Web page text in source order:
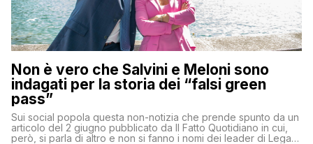
Non è vero che Salvini e Meloni sono
indagati per la storia dei “falsi green
pass”
Sui social popola questa non-notizia che prende spunto da un
articolo del 2 giugno pubblicato da Il Fatto Quotidiano in cui,
però, si parla di altro e non si fanno i nomi dei leader di Lega e